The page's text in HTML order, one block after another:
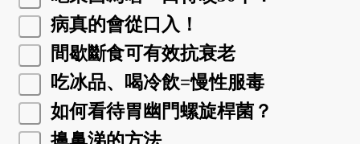
病真的會從口入！
間歇斷食可有效抗衰老
吃冰品、喝冷飲=慢性服毒
如何看待胃幽門螺旋桿菌？